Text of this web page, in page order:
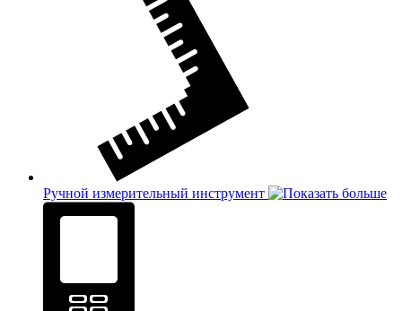
Ручной измерительный инструмент